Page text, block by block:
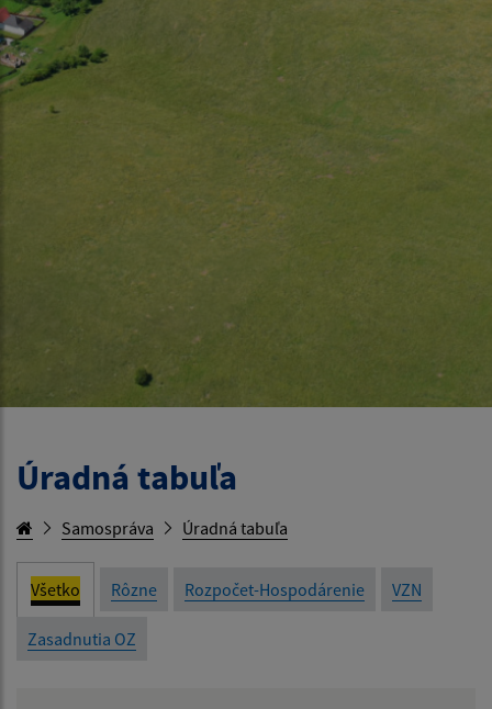
Úradná tabuľa
Samospráva Úradná tabuľa
Všetko Rôzne Rozpočet-Hospodárenie VZN
Zasadnutia OZ